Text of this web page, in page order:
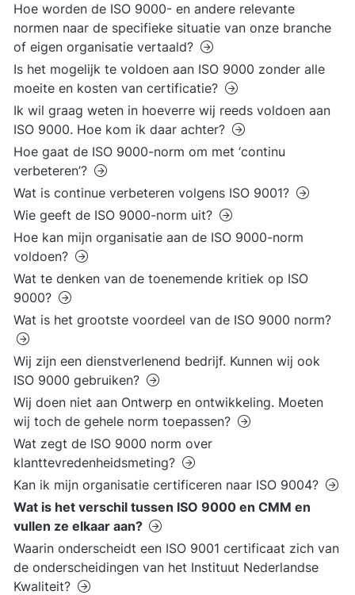
Hoe worden de ISO 9000- en andere relevante
normen naar de specifieke situatie van onze branche
of eigen organisatie vertaald?
Is het mogelijk te voldoen aan ISO 9000 zonder alle
moeite en kosten van certificatie?
Ik wil graag weten in hoeverre wij reeds voldoen aan
ISO 9000. Hoe kom ik daar achter?
Hoe gaat de ISO 9000-norm om met ‘continu
verbeteren’?
Wat is continue verbeteren volgens ISO 9001?
Wie geeft de ISO 9000-norm uit?
Hoe kan mijn organisatie aan de ISO 9000-norm
voldoen?
Wat te denken van de toenemende kritiek op ISO
9000?
Wat is het grootste voordeel van de ISO 9000 norm?
Wij zijn een dienstverlenend bedrijf. Kunnen wij ook
ISO 9000 gebruiken?
Wij doen niet aan Ontwerp en ontwikkeling. Moeten
wij toch de gehele norm toepassen?
Wat zegt de ISO 9000 norm over
klanttevredenheidsmeting?
Kan ik mijn organisatie certificeren naar ISO 9004?
Wat is het verschil tussen ISO 9000 en CMM en
vullen ze elkaar aan?
Waarin onderscheidt een ISO 9001 certificaat zich van
de onderscheidingen van het Instituut Nederlandse
Kwaliteit?